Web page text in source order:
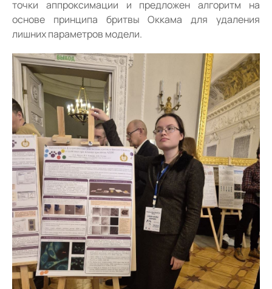
точки аппроксимации и предложен алгоритм на
основе принципа бритвы Оккама для удаления
лишних параметров модели.